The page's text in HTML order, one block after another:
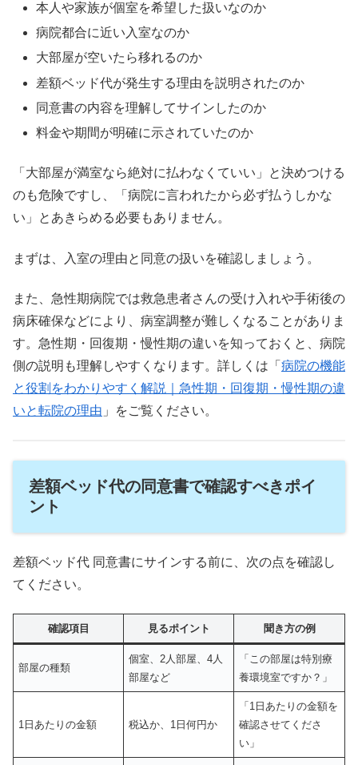
本人や家族が個室を希望した扱いなのか
病院都合に近い入室なのか
大部屋が空いたら移れるのか
差額ベッド代が発生する理由を説明されたのか
同意書の内容を理解してサインしたのか
料金や期間が明確に示されていたのか
「大部屋が満室なら絶対に払わなくていい」と決めつける
のも危険ですし、「病院に言われたから必ず払うしかな
い」とあきらめる必要もありません。
まずは、入室の理由と同意の扱いを確認しましょう。
また、急性期病院では救急患者さんの受け入れや手術後の
病床確保などにより、病室調整が難しくなることがありま
す。急性期・回復期・慢性期の違いを知っておくと、病院
側の説明も理解しやすくなります。詳しくは「 病院の機能
と役割をわかりやすく解説｜急性期・回復期・慢性期の違
いと転院の理由 」をご覧ください。
差額ベッド代の同意書で確認すべきポイ
ント
差額ベッド代 同意書にサインする前に、次の点を確認し
てください。
確認項目 見るポイント 聞き方の例
部屋の種類
個室、2人部屋、4人
部屋など
「この部屋は特別療
養環境室ですか？」
1日あたりの金額 税込か、1日何円か
「1日あたりの金額を
確認させてくださ
い」